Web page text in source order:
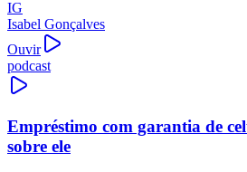
IG
Isabel Gonçalves
Ouvir
podcast
Empréstimo com garantia de
sobre ele